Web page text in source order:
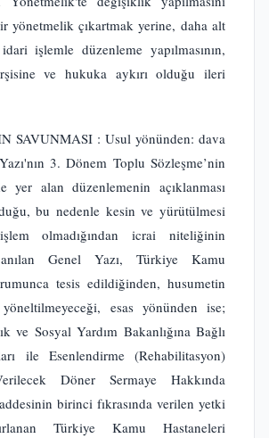
yönetmelik çıkartmak yerine, daha alt
işlemle düzenleme yapılmasının,
ve hukuka aykırı olduğu ileri
SAVUNMASI : Usul yönünden: dava
3. Dönem Toplu Sözleşme’nin
yer alan düzenlemenin açıklanması
bu nedenle kesin ve yürütülmesi
olmadığından icrai niteliğinin
anılan Genel Yazı, Türkiye Kamu
tesis edildiğinden, husumetin
yöneltilmeyeceği, esas yönünden ise;
ve Sosyal Yardım Bakanlığına Bağlı
ile Esenlendirme (Rehabilitasyon)
Döner Sermaye Hakkında
birinci fıkrasında verilen yetki
Türkiye Kamu Hastaneleri